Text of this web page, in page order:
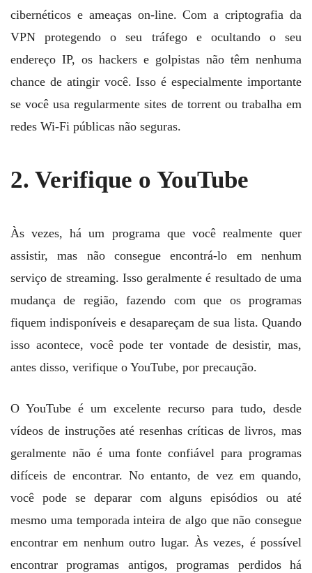
cibernéticos e ameaças on-line. Com a criptografia da
VPN protegendo o seu tráfego e ocultando o seu
endereço IP, os hackers e golpistas não têm nenhuma
chance de atingir você. Isso é especialmente importante
se você usa regularmente sites de torrent ou trabalha em
redes Wi-Fi públicas não seguras.
2. Verifique o YouTube
Às vezes, há um programa que você realmente quer
assistir, mas não consegue encontrá-lo em nenhum
serviço de streaming. Isso geralmente é resultado de uma
mudança de região, fazendo com que os programas
fiquem indisponíveis e desapareçam de sua lista. Quando
isso acontece, você pode ter vontade de desistir, mas,
antes disso, verifique o YouTube, por precaução.
O YouTube é um excelente recurso para tudo, desde
vídeos de instruções até resenhas críticas de livros, mas
geralmente não é uma fonte confiável para programas
difíceis de encontrar. No entanto, de vez em quando,
você pode se deparar com alguns episódios ou até
mesmo uma temporada inteira de algo que não consegue
encontrar em nenhum outro lugar. Às vezes, é possível
encontrar programas antigos, programas perdidos há